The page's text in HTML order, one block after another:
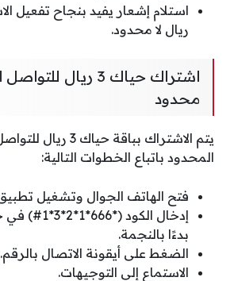
ريال لا محدود.
اشتراك حياك 3 ريال
محدود
يتم الاشتراك بباقة
المحدود باتباع الخطوات التالية:
فتح الهاتف الجوال وتشغيل
إدخال الكود
بدءًا بالنجمة.
الضغط على أيقونة الاتصال بالرقم.
الاستماع إلى التوجيهات.